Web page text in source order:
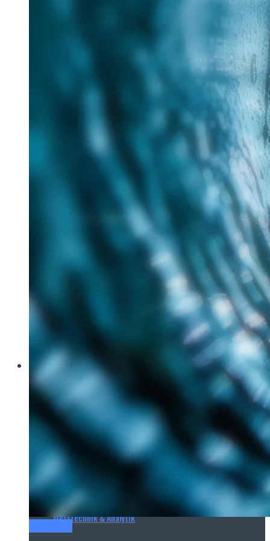
Im Rahmen des Messe-Mottos „Lösungen für eine
verantwortungsvolle Zukunft“ hat Tracto auf der IFAT
nachhaltige Verfahren für die zukunftsorientierte
Aquatech Amsterdam
Brau Beviale
Hannover Messe
IFAT
E‑Mag
Wasseraufbereitung
Wasserbehandlung
Wasserinfrastruktur
Anlagen & Komponenten
Messtechnik & Analytik